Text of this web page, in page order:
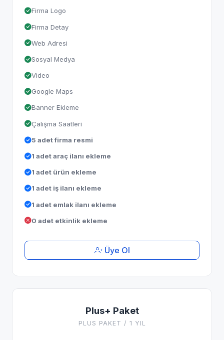
Firma Logo
Firma Detay
Web Adresi
Sosyal Medya
Video
Google Maps
Banner Ekleme
Çalışma Saatleri
5 adet firma resmi
1 adet araç ilanı ekleme
1 adet ürün ekleme
1 adet iş ilanı ekleme
1 adet emlak ilanı ekleme
0 adet etkinlik ekleme
Üye Ol
Plus+ Paket
PLUS PAKET / 1 YIL